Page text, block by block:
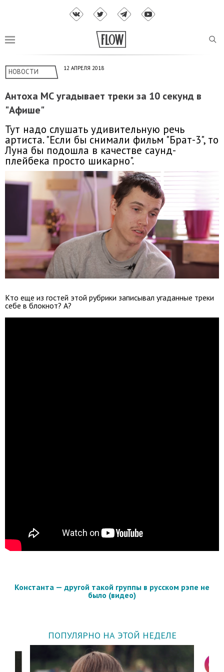
НОВОСТИ 12 АПРЕЛЯ 2018
Антоха МС угадывает треки за 10 секунд в
"Афише"
Тут надо слушать удивительную речь
артиста. "Если бы снимали фильм "Брат-3", то
Луна бы подошла в качестве саунд-
плейбека просто шикарно".
Кто еще из гостей этой рубрики записывал угаданные треки
себе в блокнот? А?
Константа — другой такой группы в русском рэпе не
было (видео)
ПОПУЛЯРНО НА ЭТОЙ НЕДЕЛЕ